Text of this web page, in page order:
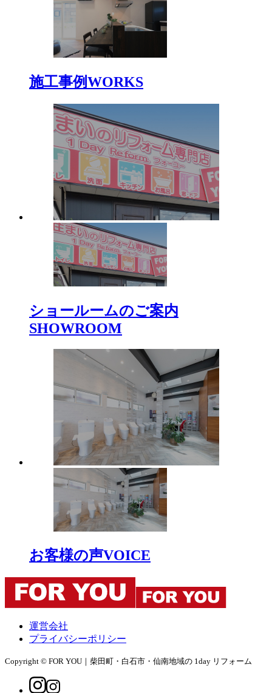
施工事例WORKS
ショールームのご案内
SHOWROOM
お客様の声VOICE
運営会社
プライバシーポリシー
Copyright © FOR YOU｜柴田町・白石市・仙南地域の 1day リフォーム